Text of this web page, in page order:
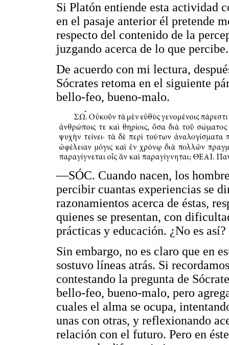
Si Platón entiende esta actividad
en el pasaje anterior él pretende
respecto del contenido de la
juzgando acerca de lo que percibe.
De acuerdo con mi lectura,
Sócrates retoma en el siguiente
bello-feo, bueno-malo.
—SÓC. Cuando nacen, los
percibir cuantas experiencias se
razonamientos acerca de éstas,
quienes se presentan, con
prácticas y educación. ¿No es
Sin embargo, no es claro que en
sostuvo líneas atrás. Si
contestando la pregunta de
bello-feo, bueno-malo, pero
cuales el alma se ocupa,
unas con otras, y reflexionando
relación con el futuro. Pero en